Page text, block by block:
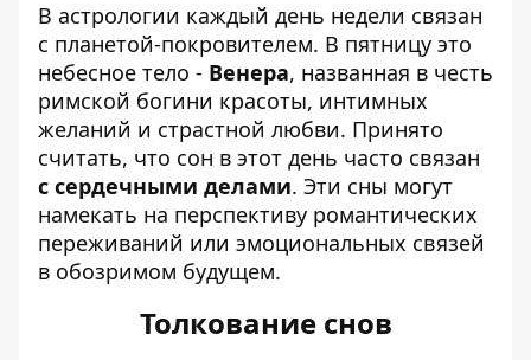
В астрологии каждый день недели связан
с планетой-покровителем. В пятницу это
небесное тело - Венера, названная в честь
римской богини красоты, интимных
желаний и страстной любви. Принято
считать, что сон в этот день часто связан
с сердечными делами. Эти сны могут
намекать на перспективу романтических
переживаний или эмоциональных связей
в обозримом будущем.
Толкование снов